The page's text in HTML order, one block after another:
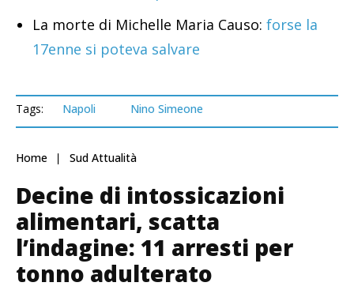
La morte di Michelle Maria Causo: forse la
17enne si poteva salvare
Tags: Napoli Nino Simeone
Home Sud Attualità
Decine di intossicazioni
alimentari, scatta
l’indagine: 11 arresti per
tonno adulterato